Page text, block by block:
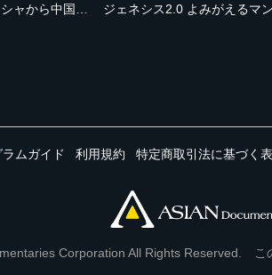
ジェネシス2.0 よみがえるマ
ムガイド 利用規約 特定商取引法に基づく
Corporation All Rights Reserved. こ